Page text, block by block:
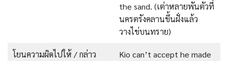
the sand. (เต่าหลายพันตัวที่
นครตรังคลานขึ้นฝั่งแล้ว
วางไข่บนทราย)
โยนความผิดไปให้ / กล่าว
Kio can’t accept he made